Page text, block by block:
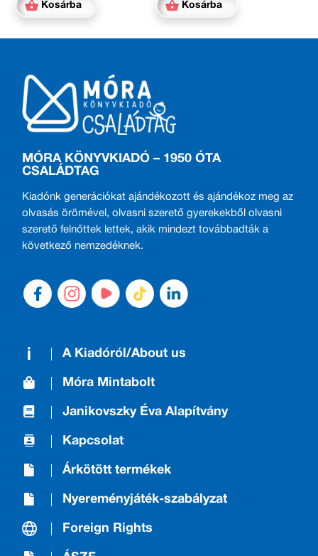
Kosárba Kosárba
MÓRA KÖNYVKIADÓ – 1950 ÓTA
CSALÁDTAG
Kiadónk generációkat ajándékozott és ajándékoz meg az
olvasás örömével, olvasni szerető gyerekekből olvasni
szerető felnőttek lettek, akik mindezt továbbadták a
következő nemzedéknek.
A Kiadóról/About us
Móra Mintabolt
Janikovszky Éva Alapítvány
Kapcsolat
Árkötött termékek
Nyereményjáték-szabályzat
Foreign Rights